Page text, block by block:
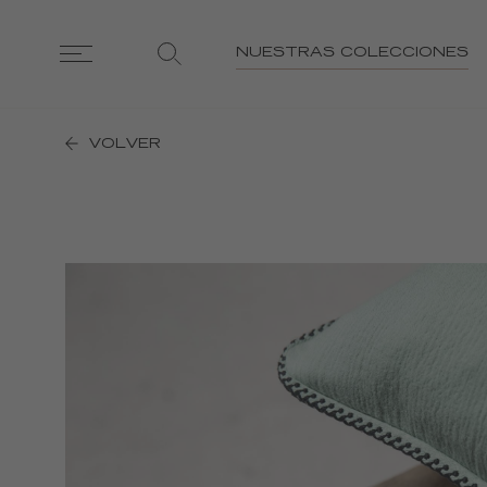
NUESTRAS COLECCIONES
VOLVER